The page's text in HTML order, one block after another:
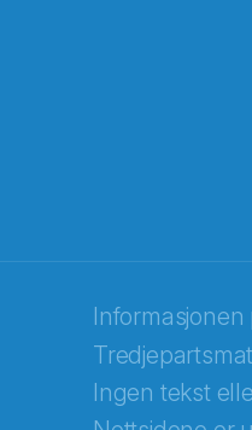
Ingen tekst